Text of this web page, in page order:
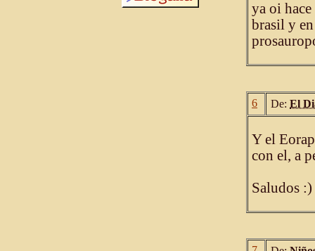
ya oi
brasil y
6 De: El
Y el
con el, a
Saludos :)